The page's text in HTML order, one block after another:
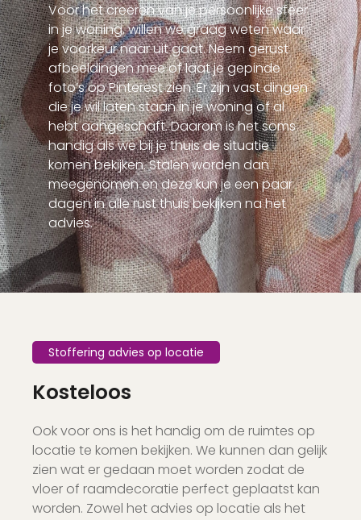
Voor het creëren van je persoonlijke sfeer
in je woning, willen we graag weten waar
je voorkeur naar uit gaat. Neem gerust
afbeeldingen mee of laat je gepinde
foto’s op Pinterest zien. Er zijn vast dingen
die je wil laten staan in je woning of al
hebt aangeschaft. Daarom is het soms
handig als we bij je thuis de situatie
komen bekijken. Stalen worden dan
meegenomen en deze kun je een paar
dagen in alle rust thuis bekijken na het
advies.
Stoffering advies op locatie
Kosteloos
Ook voor ons is het handig om de ruimtes op
locatie te komen bekijken. We kunnen dan gelijk
zien wat er gedaan moet worden zodat de
vloer of raamdecoratie perfect geplaatst kan
worden. Zowel het advies op locatie als het